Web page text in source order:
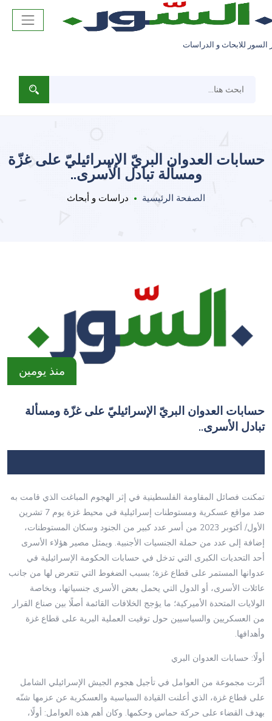
السور للابحاث و الدراسات
حسابات العدوان البريّ الإسرائيليّ على غزّة
ومسألة تبادل الأسرى..
الصفحة الرئيسية دراسات و أبحاث
منذ يومين
حسابات العدوان البريّ الإسرائيليّ على غزّة ومسألة
تبادل الأسرى..
تمكنت فصائل المقاومة الفلسطينية في إثر الهجوم المباغت الذي قامت به
ضد مواقع عسكرية ومستوطنات إسرائيلية في محيط غزة يوم 7 تشرين
الأول/ أكتوبر 2023 من أسر عدد كبير من الجنود وسكان المستوطنات،
إضافة إلى عدد من حملة الجنسيات الأجنبية. ويمثل مصير هؤلاء الأسرى
أحد التحديات الكبرى التي تدخل في حسابات الحكومة الإسرائيلية في
عدوانها المستمر على قطاع غزة؛ بسبب الضغوط التي تتعرض لها من جانب
عائلات الأسرى، أو الدول التي يحمل بعض الأسرى جنسياتها، وبخاصة
الولايات المتحدة الأميركية؛ ما يؤجج الخلافات القائمة أصلًا بين صناع القرار
من العسكريين والسياسيين حول توقيت العملية البرية على قطاع غزة
وأهدافها.
أولًا: حسابات العدوان البري
أثّرت مجموعة من العوامل في تأجيل هجوم الجيش الإسرائيلي الشامل
على قطاع غزة، الذي أعلنت القيادة السياسية والعسكرية عن عزمها شنّه
بهدف القضاء على حركة حماس وحكمها. وكان أهم هذه العوامل: أولًا،